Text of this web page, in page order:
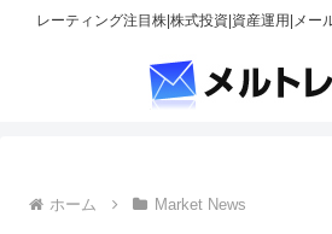
レーティング注目株|株式投資|資産運用|メー
ホーム Market News